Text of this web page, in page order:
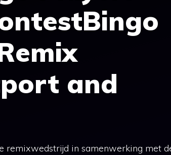
and
remixwedstrijd in samenwerking met